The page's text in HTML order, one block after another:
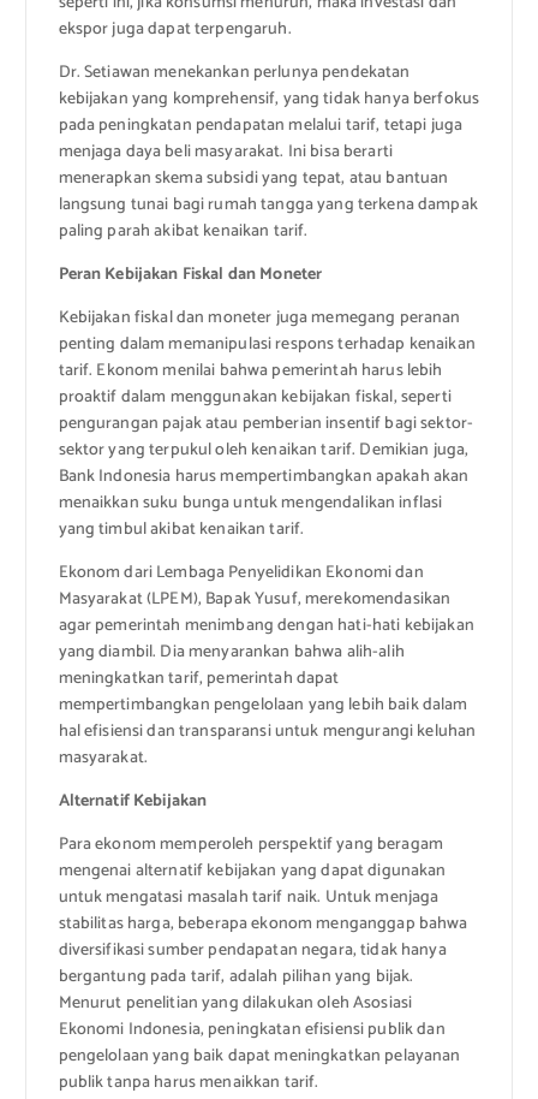
ekspor juga dapat terpengaruh.
Dr. Setiawan menekankan perlunya pendekatan
kebijakan yang komprehensif, yang tidak hanya berfokus
pada peningkatan pendapatan melalui tarif, tetapi juga
menjaga daya beli masyarakat. Ini bisa berarti
menerapkan skema subsidi yang tepat, atau bantuan
langsung tunai bagi rumah tangga yang terkena dampak
paling parah akibat kenaikan tarif.
Peran Kebijakan Fiskal dan Moneter
Kebijakan fiskal dan moneter juga memegang peranan
penting dalam memanipulasi respons terhadap kenaikan
tarif. Ekonom menilai bahwa pemerintah harus lebih
proaktif dalam menggunakan kebijakan fiskal, seperti
pengurangan pajak atau pemberian insentif bagi sektor-
sektor yang terpukul oleh kenaikan tarif. Demikian juga,
Bank Indonesia harus mempertimbangkan apakah akan
menaikkan suku bunga untuk mengendalikan inflasi
yang timbul akibat kenaikan tarif.
Ekonom dari Lembaga Penyelidikan Ekonomi dan
Masyarakat (LPEM), Bapak Yusuf, merekomendasikan
agar pemerintah menimbang dengan hati-hati kebijakan
yang diambil. Dia menyarankan bahwa alih-alih
meningkatkan tarif, pemerintah dapat
mempertimbangkan pengelolaan yang lebih baik dalam
hal efisiensi dan transparansi untuk mengurangi keluhan
masyarakat.
Alternatif Kebijakan
Para ekonom memperoleh perspektif yang beragam
mengenai alternatif kebijakan yang dapat digunakan
untuk mengatasi masalah tarif naik. Untuk menjaga
stabilitas harga, beberapa ekonom menganggap bahwa
diversifikasi sumber pendapatan negara, tidak hanya
bergantung pada tarif, adalah pilihan yang bijak.
Menurut penelitian yang dilakukan oleh Asosiasi
Ekonomi Indonesia, peningkatan efisiensi publik dan
pengelolaan yang baik dapat meningkatkan pelayanan
publik tanpa harus menaikkan tarif.